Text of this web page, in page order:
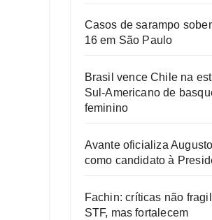
Casos de sarampo
16 em São Paulo
Brasil vence Chile na
Sul-Americano de
feminino
Avante oficializa
como candidato à
Fachin: críticas não
STF, mas fortalecem